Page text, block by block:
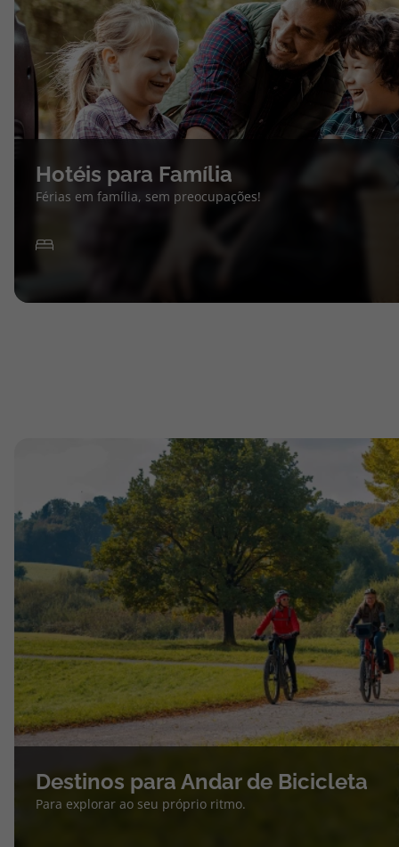
Hotéis para Família
Férias em família, sem preocupações!
Destinos para Andar de Bicicleta
Para explorar ao seu próprio ritmo.